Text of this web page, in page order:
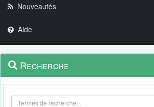
Nouveautés
Aide
Navigation
outils
Menu
contextuel
Recherche